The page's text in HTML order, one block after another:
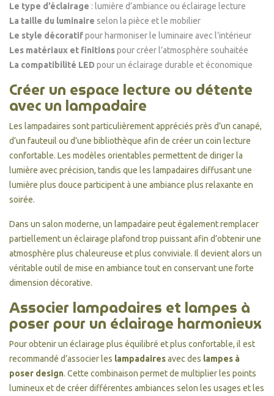
Le type d’éclairage : lumière d’ambiance ou éclairage lecture
La taille du luminaire selon la pièce et le mobilier
Le style décoratifpour harmoniser le luminaire avec l’intérieur
Les matériaux et finitionspour créer l’atmosphère souhaitée
La compatibilité LED pour un éclairage durable et économique
Créer un espace lecture ou détente
avec un lampadaire
Les lampadaires sont particulièrement appréciés près d’un canapé,
d’un fauteuil ou d’une bibliothèque afin de créer un coin lecture
confortable. Les modèles orientables permettent de diriger la
lumière avec précision, tandis que les lampadaires diffusant une
lumière plus douce participent à une ambiance plus relaxante en
soirée.
Dans un salon moderne, un lampadaire peut également remplacer
partiellement un éclairage plafond trop puissant afin d’obtenir une
atmosphère plus chaleureuse et plus conviviale. Il devient alors un
véritable outil de mise en ambiance tout en conservant une forte
dimension décorative.
Associer lampadaires et lampes à
poser pour un éclairage harmonieux
Pour obtenir un éclairage plus équilibré et plus confortable, il est
recommandé d’associer les lampadairesavec des lampes à
poser design. Cette combinaison permet de multiplier les points
lumineux et de créer différentes ambiances selon les usages et les